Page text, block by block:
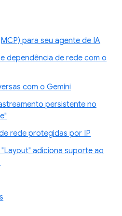
para seu agente de IA
dependência de rede com o
com o Gemini
persistente no
rede protegidas por IP
"Layout" adiciona suporte ao